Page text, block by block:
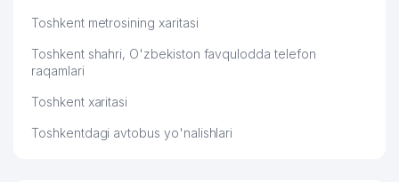
Toshkent metrosining xaritasi
Toshkent shahri, O'zbekiston favqulodda telefon
raqamlari
Toshkent xaritasi
Toshkentdagi avtobus yo'nalishlari